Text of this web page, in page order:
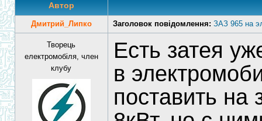
Автор
Дмитрий_Липко Заголовок повідомлення: ЗАЗ 965 на
Творець
електромобіля, член
клубу
Есть затея
в
поставить на